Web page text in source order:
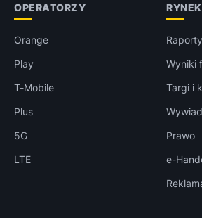
OPERATORZY
Orange
Play
T-Mobile
Plus
5G
LTE
RYNEK
Wyniki
Targi i
Prawo
e-